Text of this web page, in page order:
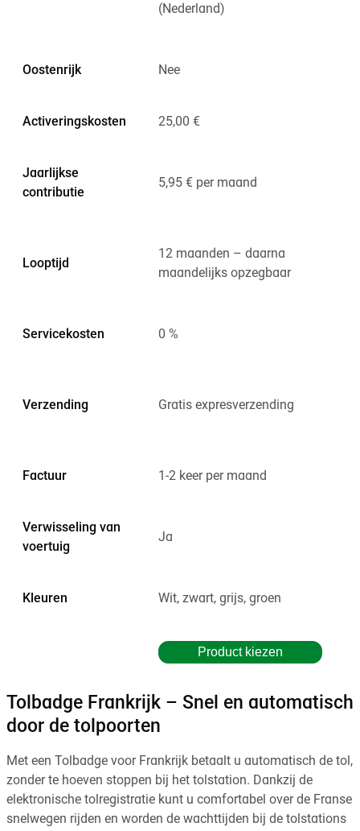
(Nederland)
Oostenrijk Nee
Activeringskosten 25,00 €
Jaarlijkse
contributie
5,95 € per maand
Looptijd
12 maanden – daarna
maandelijks opzegbaar
Servicekosten 0 %
Verzending Gratis expresverzending
Factuur 1-2 keer per maand
Verwisseling van
voertuig
Ja
Kleuren Wit, zwart, grijs, groen
Product kiezen
Tolbadge Frankrijk – Snel en automatisch
door de tolpoorten
Met een Tolbadge voor Frankrijk betaalt u automatisch de tol,
zonder te hoeven stoppen bij het tolstation. Dankzij de
elektronische tolregistratie kunt u comfortabel over de Franse
snelwegen rijden en worden de wachttijden bij de tolstations